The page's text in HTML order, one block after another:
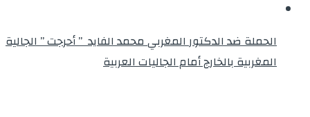
الحملة ضد الدكتور المغربي محمد الفايد ” أحرجت ” الجالية
المغربية بالخارج أمام الجاليات العربية